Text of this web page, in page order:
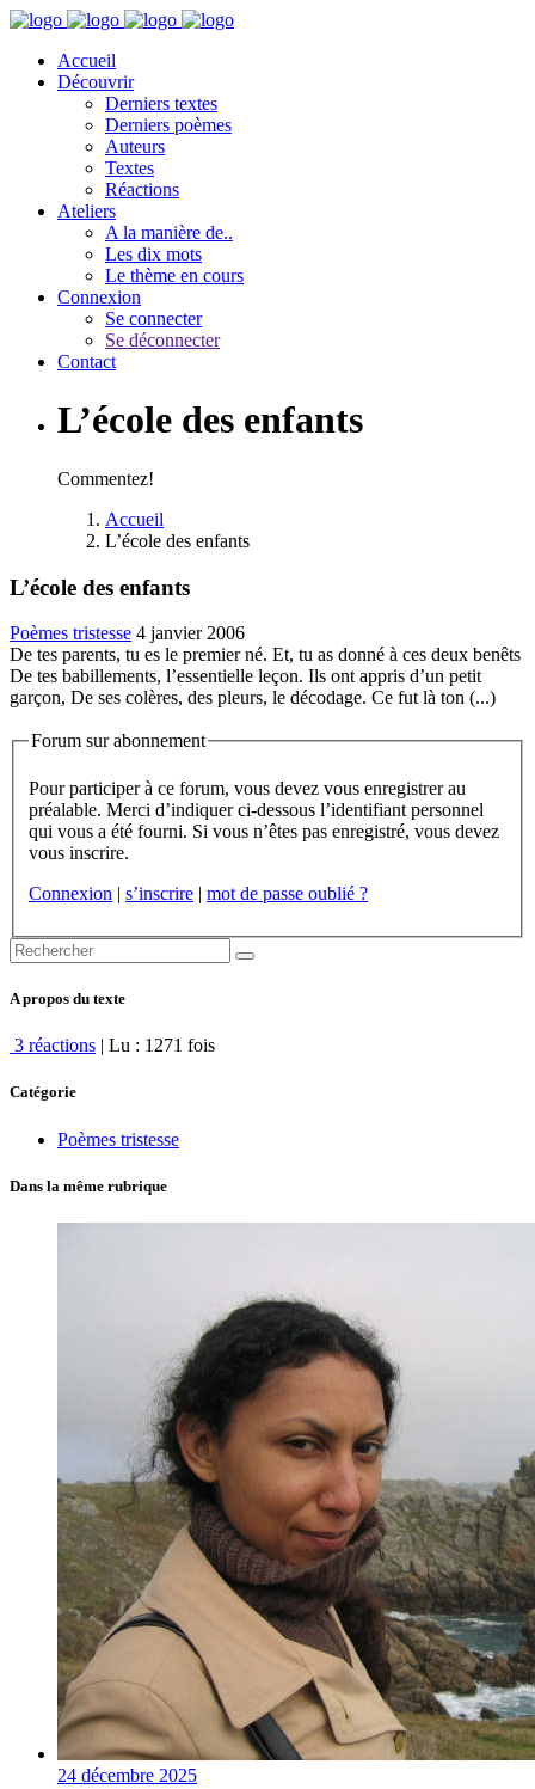
Accueil
Découvrir
Derniers textes
Derniers poèmes
Auteurs
Textes
Réactions
Ateliers
A la manière de..
Les dix mots
Le thème en cours
Connexion
Se connecter
Se déconnecter
Contact
L’école des enfants
Commentez!
Accueil
L’école des enfants
L’école des enfants
Poèmes tristesse 4 janvier 2006
De tes parents, tu es le premier né. Et, tu as donné à ces deux benêts
De tes babillements, l’essentielle leçon. Ils ont appris d’un petit
garçon, De ses colères, des pleurs, le décodage. Ce fut là ton (...)
Forum sur abonnement
Pour participer à ce forum, vous devez vous enregistrer au
préalable. Merci d’indiquer ci-dessous l’identifiant personnel
qui vous a été fourni. Si vous n’êtes pas enregistré, vous devez
vous inscrire.
Connexion | s’inscrire | mot de passe oublié ?
A propos du texte
3 réactions | Lu : 1271 fois
Catégorie
Poèmes tristesse
Dans la même rubrique
24 décembre 2025